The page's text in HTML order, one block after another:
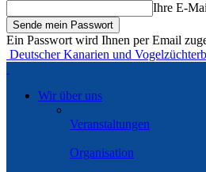
Ihre E-
Ein Passwort wird Ihnen per Email
Deutscher Kanarien und
Wir über uns
Veranstaltungen
Organisation